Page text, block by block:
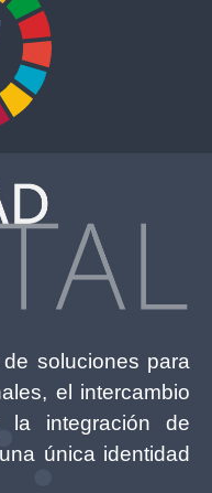
soluciones para
el intercambio
la integración de
única identidad